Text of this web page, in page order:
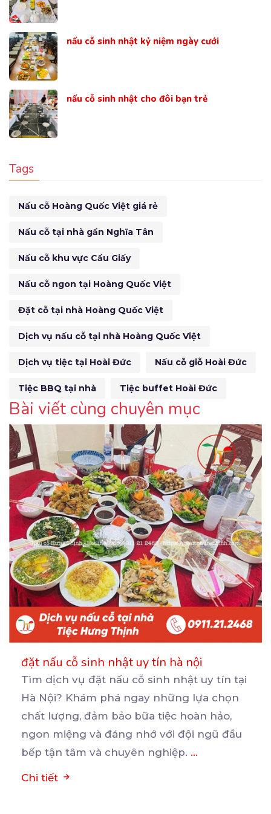
nấu cỗ sinh nhật kỷ niệm ngày cưới
nấu cỗ sinh nhật cho đôi bạn trẻ
Tags
Nấu cỗ Hoàng Quốc Việt giá rẻ
Nấu cỗ tại nhà gần Nghĩa Tân
Nấu cỗ khu vực Cầu Giấy
Nấu cỗ ngon tại Hoàng Quốc Việt
Đặt cỗ tại nhà Hoàng Quốc Việt
Dịch vụ nấu cỗ tại nhà Hoàng Quốc Việt
Dịch vụ tiệc tại Hoài Đức Nấu cỗ giỗ Hoài Đức
Tiệc BBQ tại nhà Tiệc buffet Hoài Đức
Bài viết cùng chuyên mục
đặt nấu cỗ sinh nhật uy tín hà nội
Tìm dịch vụ đặt nấu cỗ sinh nhật uy tín tại
Hà Nội? Khám phá ngay những lựa chọn
chất lượng, đảm bảo bữa tiệc hoàn hảo,
ngon miệng và đáng nhớ với đội ngũ đầu
bếp tận tâm và chuyên nghiệp. ...
Chi tiết